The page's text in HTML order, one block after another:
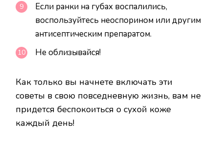
Если ранки на губах воспалились,
воспользуйтесь неоспорином или другим
антисептическим препаратом.
Не облизывайся!
Как только вы начнете включать эти
советы в свою повседневную жизнь, вам не
придется беспокоиться о сухой коже
каждый день!